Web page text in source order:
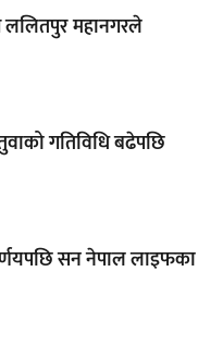
ललितपुर महानगरले
गतिविधि बढेपछि
सन नेपाल लाइफका